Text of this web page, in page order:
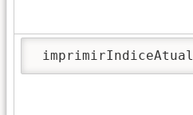
imprimirIndiceAtual